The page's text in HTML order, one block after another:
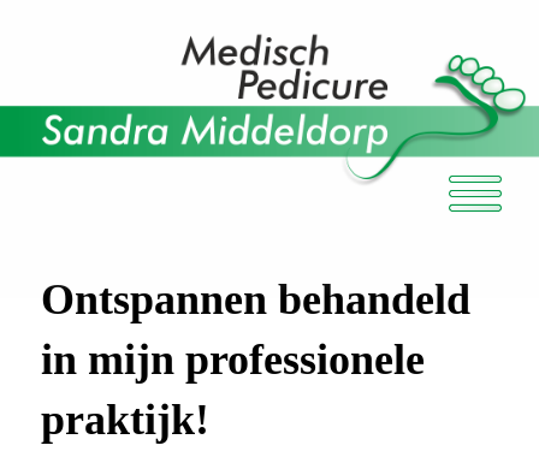
Ontspannen behandeld
in mijn professionele
praktijk!